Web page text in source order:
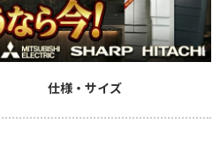
仕様・サイズ